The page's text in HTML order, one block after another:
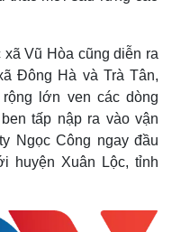
Vũ Hòa cũng diễn ra
Đông Hà và Trà Tân,
lớn ven các dòng
tấp nập ra vào vận
Ngọc Công ngay đầu
huyện Xuân Lộc, tỉnh